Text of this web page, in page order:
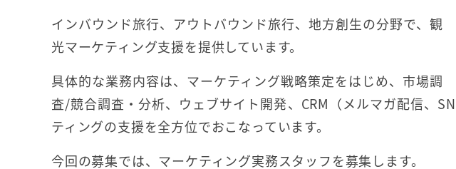
インバウンド旅行、アウトバウンド旅行、地方創生の分野で、観
光マーケティング支援を提供しています。
具体的な業務内容は、マーケティング戦略策定をはじめ、市場調
査/競合調査・分析、ウェブサイト開発、CRM（メルマガ配信、
ティングの支援を全方位でおこなっています。
今回の募集では、マーケティング実務スタッフを募集します。